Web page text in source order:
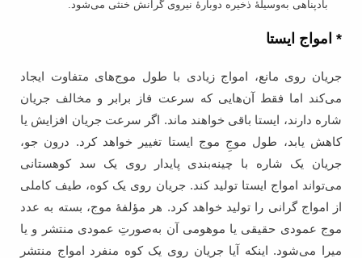
بادپناهی به‌وسیلۀ ذخیره دوبارۀ نیروی گرانش خنثی می‌شود.
* امواج ایستا
جریان روی مانع، امواج زیادی با طول موج‌های متفاوت ایجاد
می‌کند اما فقط آن‌هایی که سرعت فاز برابر و مخالف جریان
شاره دارند، ایستا باقی خواهند ماند. اگر سرعت جریان افزایش یا
کاهش یابد، طول موجِ موج ایستا تغییر خواهد کرد. درون جو،
جریان یک شاره با چینه‌بندی پایدار روی یک سد کوهستانی
می‌تواند امواج ایستا تولید کند. جریان روی یک کوه‌، طیف کاملی
از امواج گرانی را تولید خواهد کرد. هر مؤلفۀ موج‌، بسته به عدد
موج عمودی حقیقی یا موهومی آن به‌صورتِ عمودی منتشر و یا
میرا می‌شود. اینکه آیا جریان روی یک کوه منفرد امواج منتشر